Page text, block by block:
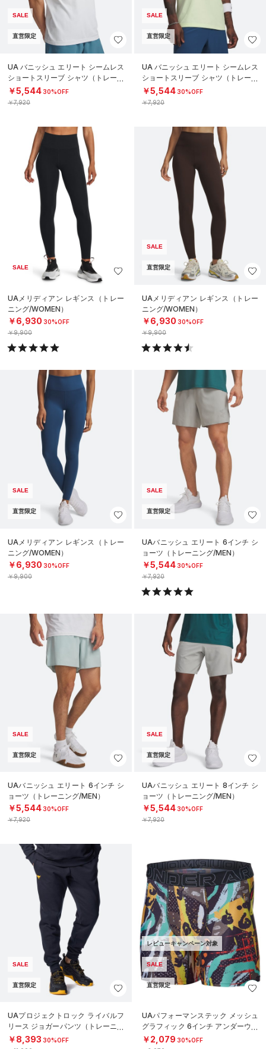
SALE
直営限定
UA バニッシュ エリート シームレス
ショートスリーブ シャツ（トレーニ
ング/MEN）
￥5,54430%OFF
￥7,920
SALE
直営限定
UA バニッシュ エリート シームレス
ショートスリーブ シャツ（トレーニ
ング/MEN）
￥5,54430%OFF
￥7,920
SALE
UAメリディアン レギンス（トレー
ニング/WOMEN）
￥6,930 30%OFF
￥9,900
SALE
直営限定
UAメリディアン レギンス（トレー
ニング/WOMEN）
￥6,930 30%OFF
￥9,900
SALE
直営限定
UAメリディアン レギンス（トレー
ニング/WOMEN）
￥6,930 30%OFF
￥9,900
SALE
直営限定
UAバニッシュ エリート 6インチ シ
ョーツ（トレーニング/MEN）
￥5,54430%OFF
￥7,920
SALE
直営限定
UAバニッシュ エリート 6インチ シ
ョーツ（トレーニング/MEN）
￥5,54430%OFF
￥7,920
SALE
直営限定
UAバニッシュ エリート 8インチ シ
ョーツ（トレーニング/MEN）
￥5,54430%OFF
￥7,920
SALE
直営限定
UAプロジェクトロック ライバルフ
リース ジョガーパンツ（トレーニン
グ/MEN）
￥8,393 30%OFF
レビューキャンペーン対象
SALE
直営限定
UAパフォーマンステック メッシュ
グラフィック 6インチ アンダーウェ
ア（トレーニング/MEN）
￥2,079 30%OFF